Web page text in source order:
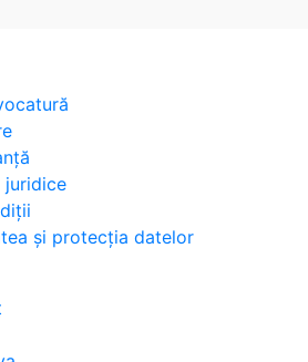
și protecția datelor